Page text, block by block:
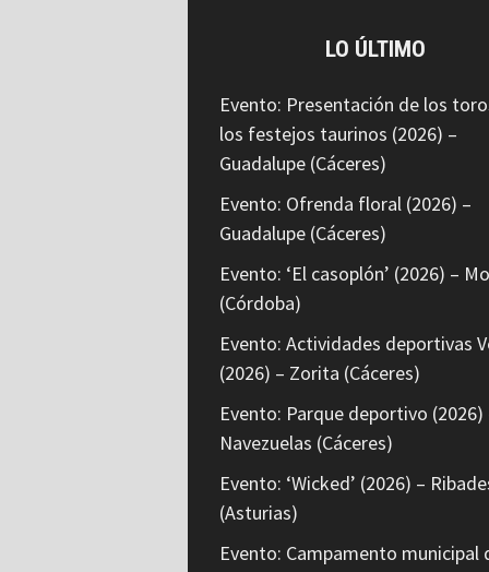
LO ÚLTIMO
Evento: Presentación de los
los festejos taurinos (2026) –
Guadalupe (Cáceres)
Evento: Ofrenda floral (2026) –
Guadalupe (Cáceres)
Evento: ‘El casoplón’ (2026) –
(Córdoba)
Evento: Actividades deportivas
(2026) – Zorita (Cáceres)
Evento: Parque deportivo (2026)
Navezuelas (Cáceres)
Evento: ‘Wicked’ (2026) –
(Asturias)
Evento: Campamento municipal